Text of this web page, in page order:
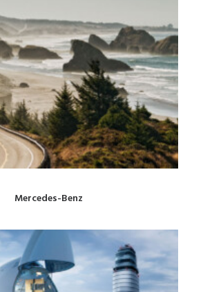
Mercedes-Benz